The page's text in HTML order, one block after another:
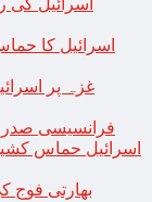
اسرائیل کا
فرانسیسی صدر